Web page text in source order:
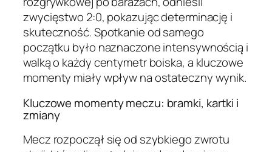
zwycięstwo 2:0, pokazując determinację i
skuteczność. Spotkanie od samego
początku było naznaczone intensywnością i
walką o każdy centymetr boiska, a kluczowe
momenty miały wpływ na ostateczny wynik.
Kluczowe momenty meczu: bramki, kartki i
zmiany
Mecz rozpoczął się od szybkiego zwrotu